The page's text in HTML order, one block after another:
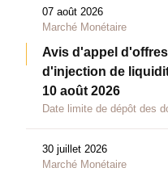
07 août 2026
Marché Monétaire
Avis d'appel
d'injection de
10 août 2026
Date limite de dépôt des
30 juillet 2026
Marché Monétaire